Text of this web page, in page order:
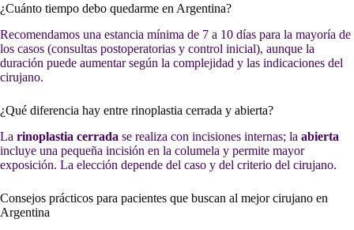
¿Cuánto tiempo debo quedarme en Argentina?
Recomendamos una estancia mínima de 7 a 10 días para la mayoría de
los casos (consultas postoperatorias y control inicial), aunque la
duración puede aumentar según la complejidad y las indicaciones del
cirujano.
¿Qué diferencia hay entre rinoplastia cerrada y abierta?
La rinoplastia cerrada se realiza con incisiones internas; la abierta
incluye una pequeña incisión en la columela y permite mayor
exposición. La elección depende del caso y del criterio del cirujano.
Consejos prácticos para pacientes que buscan al mejor cirujano en
Argentina